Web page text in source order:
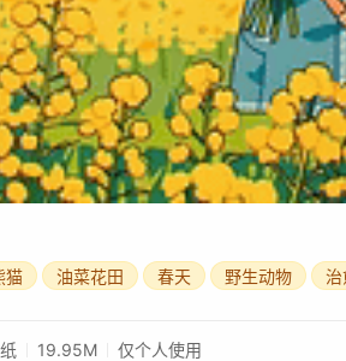
猫 油菜花田 春天 野生动物 治
19.95M 仅个人使用